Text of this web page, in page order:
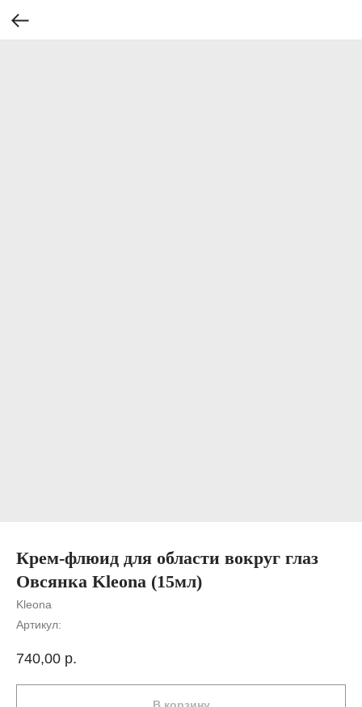
Крем-флюид для области вокруг глаз
Овсянка Kleona (15мл)
Kleona
Артикул:
740,00 р.